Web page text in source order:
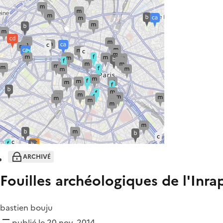
ARCHIVÉ
Fouilles archéologiques de
bastien bouju